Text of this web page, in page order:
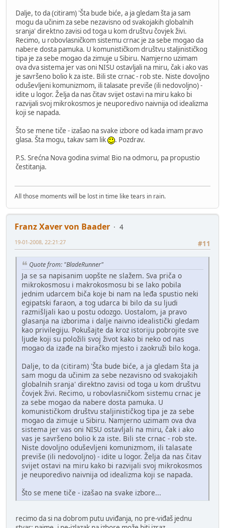
Dalje, to da (citiram) 'Šta bude biće, a ja gledam šta ja sam
mogu da učinim za sebe nezavisno od svakojakih globalnih
sranja' direktno zavisi od toga u kom društvu čovjek živi.
Recimo, u robovlasničkom sistemu crnac je za sebe mogao da
nabere dosta pamuka. U komunističkom društvu staljinističkog
tipa je za sebe mogao da zimuje u Sibiru. Namjerno uzimam
ova dva sistema jer vas oni NISU ostavljali na miru, čak i ako vas
je savršeno bolio k za iste. Bili ste crnac - rob ste. Niste dovoljno
oduševljeni komunizmom, ili talasate previše (ili nedovoljno) -
idite u logor. Želja da nas čitav svijet ostavi na miru kako bi
razvijali svoj mikrokosmos je neuporedivo naivnija od idealizma
koji se napada.
Što se mene tiče - izašao na svake izbore od kada imam pravo
glasa. Šta mogu, takav sam lik
. Pozdrav.
P.S. Srećna Nova godina svima! Bio na odmoru, pa propustio
čestitanja.
All those moments will be lost in time like tears in rain.
Franz Xaver von Baader
4
#11
19-01-2008, 22:21:27
Quote from: "BladeRunner"
Ja se sa napisanim uopšte ne slažem. Sva priča o
mikrokosmosu i makrokosmosu bi se lako pobila
jednim udarcem biča koje bi nam na leđa spustio neki
egipatski faraon, a tog udarca bi bilo da su ljudi
razmišljali kao u postu odozgo. Uostalom, ja pravo
glasanja na izborima i dalje naivno idealistički gledam
kao privilegiju. Pokušajte da kroz istoriju pobrojite sve
ljude koji su položili svoj život kako bi neko od nas
mogao da izađe na biračko mjesto i zaokruži bilo koga.
Dalje, to da (citiram) 'Šta bude biće, a ja gledam šta ja
sam mogu da učinim za sebe nezavisno od svakojakih
globalnih sranja' direktno zavisi od toga u kom društvu
čovjek živi. Recimo, u robovlasničkom sistemu crnac je
za sebe mogao da nabere dosta pamuka. U
komunističkom društvu staljinističkog tipa je za sebe
mogao da zimuje u Sibiru. Namjerno uzimam ova dva
sistema jer vas oni NISU ostavljali na miru, čak i ako
vas je savršeno bolio k za iste. Bili ste crnac - rob ste.
Niste dovoljno oduševljeni komunizmom, ili talasate
previše (ili nedovoljno) - idite u logor. Želja da nas čitav
svijet ostavi na miru kako bi razvijali svoj mikrokosmos
je neuporedivo naivnija od idealizma koji se napada.
Što se mene tiče - izašao na svake izbore...
recimo da si na dobrom putu uviđanja, no pre-viđaš jednu